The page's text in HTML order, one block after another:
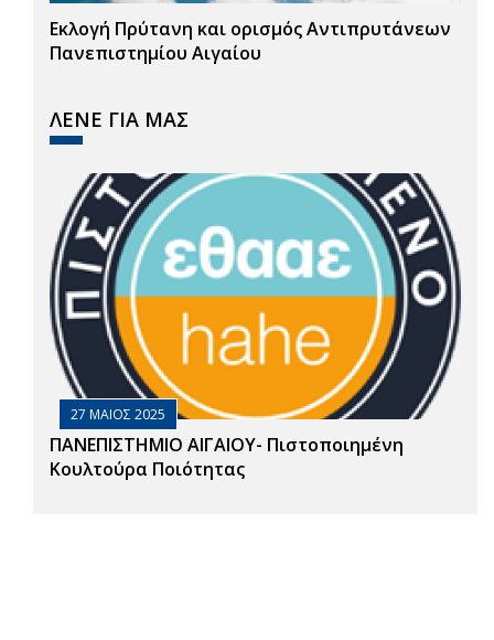
Εκλογή Πρύτανη και ορισμός Αντιπρυτάνεων
Πανεπιστημίου Αιγαίου
ΛΕΝΕ ΓΙΑ ΜΑΣ
27 ΜΑΙΟΣ 2025
ΠΑΝΕΠΙΣΤΗΜΙΟ ΑΙΓΑΙΟΥ- Πιστοποιημένη
Κουλτούρα Ποιότητας